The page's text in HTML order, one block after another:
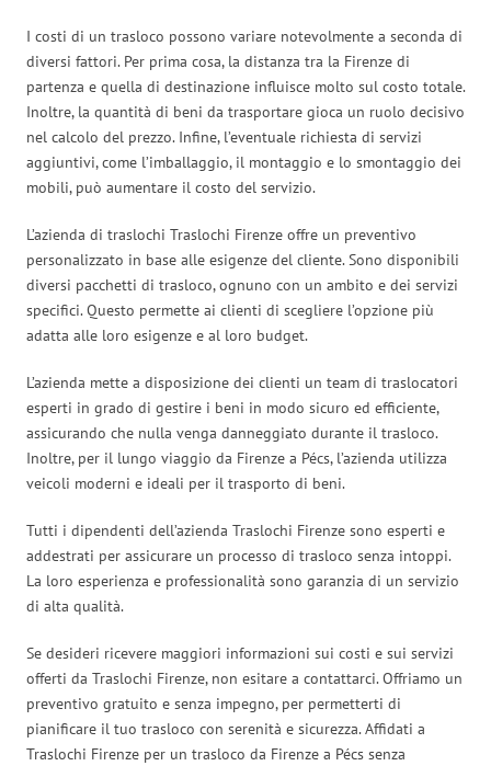
I costi di un trasloco possono variare notevolmente a seconda di
diversi fattori. Per prima cosa, la distanza tra la Firenze di
partenza e quella di destinazione influisce molto sul costo totale.
Inoltre, la quantità di beni da trasportare gioca un ruolo decisivo
nel calcolo del prezzo. Infine, l’eventuale richiesta di servizi
aggiuntivi, come l’imballaggio, il montaggio e lo smontaggio dei
mobili, può aumentare il costo del servizio.
L’azienda di traslochi Traslochi Firenze offre un preventivo
personalizzato in base alle esigenze del cliente. Sono disponibili
diversi pacchetti di trasloco, ognuno con un ambito e dei servizi
specifici. Questo permette ai clienti di scegliere l’opzione più
adatta alle loro esigenze e al loro budget.
L’azienda mette a disposizione dei clienti un team di traslocatori
esperti in grado di gestire i beni in modo sicuro ed efficiente,
assicurando che nulla venga danneggiato durante il trasloco.
Inoltre, per il lungo viaggio da Firenze a Pécs, l’azienda utilizza
veicoli moderni e ideali per il trasporto di beni.
Tutti i dipendenti dell’azienda Traslochi Firenze sono esperti e
addestrati per assicurare un processo di trasloco senza intoppi.
La loro esperienza e professionalità sono garanzia di un servizio
di alta qualità.
Se desideri ricevere maggiori informazioni sui costi e sui servizi
offerti da Traslochi Firenze, non esitare a contattarci. Offriamo un
preventivo gratuito e senza impegno, per permetterti di
pianificare il tuo trasloco con serenità e sicurezza. Affidati a
Traslochi Firenze per un trasloco da Firenze a Pécs senza